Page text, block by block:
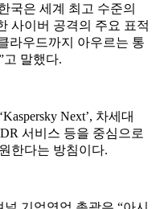
국은 세계 최고 수준의
사이버 공격의 주요 표적
라우드까지 아우르는 통
고 말했다.
Next’, 차세대
서비스 등을 중심으로
한다는 방침이다.